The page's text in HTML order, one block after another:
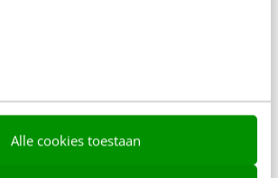
Alle cookies toestaan